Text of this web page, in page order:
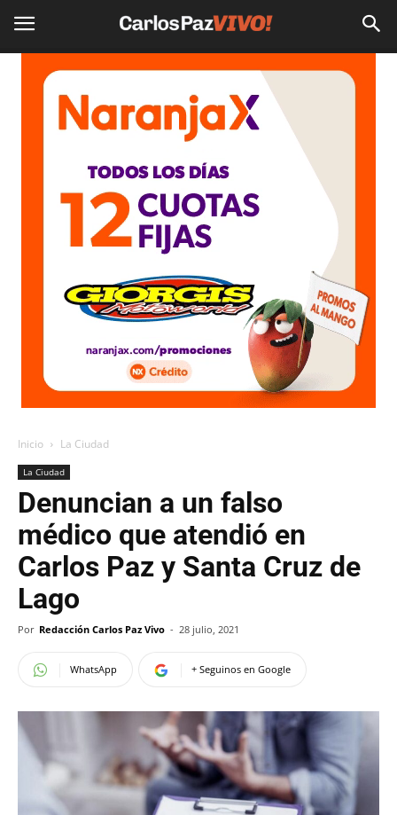
Inicio La Ciudad
La Ciudad
Denuncian a un falso
médico que atendió en
Carlos Paz y Santa Cruz de
Lago
Por Redacción Carlos Paz Vivo - 28 julio, 2021
WhatsApp + Seguinos en Google